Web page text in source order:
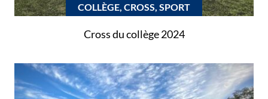
COLLÈGE, CROSS, SPORT
Cross du collège 2024